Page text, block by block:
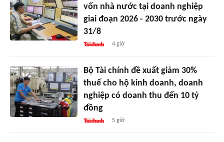
vốn nhà nước tại doanh nghiệp
giai đoạn 2026 - 2030 trước ngày
31/8
4 giờ
Bộ Tài chính đề xuất giảm 30%
thuế cho hộ kinh doanh, doanh
nghiệp có doanh thu đến 10 tỷ
đồng
5 giờ